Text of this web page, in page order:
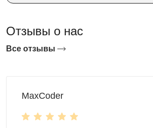
Мобильность
Одним из главных преимуществ
контейнера является его
легкости в сборке/разборке
любой момент разобрать и
на новое место. При надлежащем
Отзывы о нас
Все отзывы
MaxCoder